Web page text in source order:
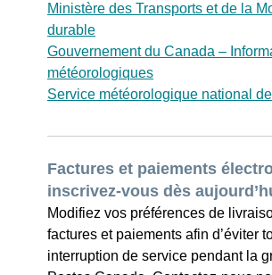
Ministère des Transports et de la
durable
Gouvernement du Canada –
météorologiques
Service météorologique national
Factures et paiements
inscrivez-vous dès
Modifiez vos préférences de
factures et paiements afin d’éviter
interruption de service pendant la